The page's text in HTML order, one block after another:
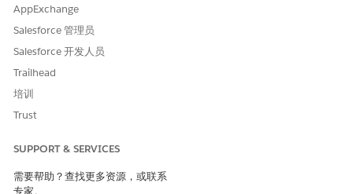
AppExchange
Salesforce 管理员
Salesforce 开发人员
Trailhead
培训
Trust
SUPPORT & SERVICES
需要帮助？查找更多资源，或联系
专家。